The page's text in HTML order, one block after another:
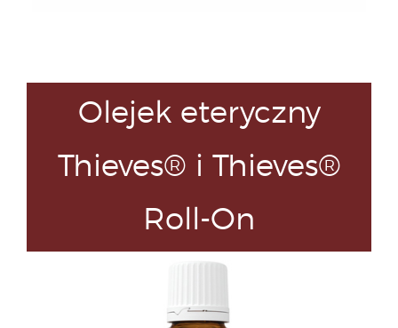
Olejek eteryczny
Thieves® i Thieves®
Roll-On